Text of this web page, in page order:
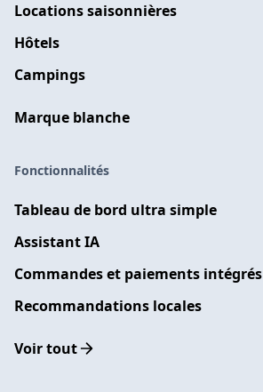
Locations saisonnières
Hôtels
Campings
Marque blanche
Fonctionnalités
Tableau de bord ultra simple
Assistant IA
Commandes et paiements intégrés
Recommandations locales
Voir tout